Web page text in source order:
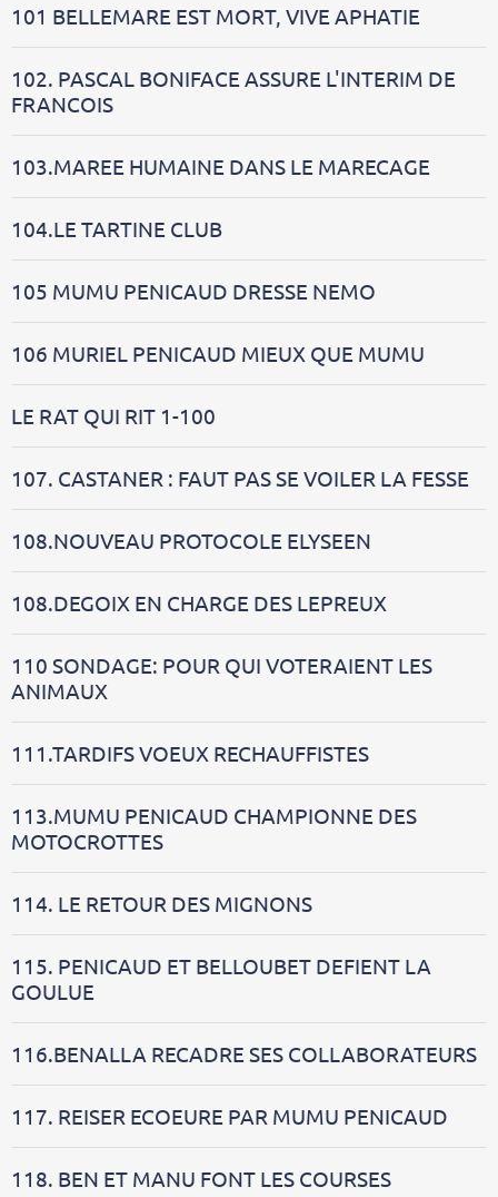
101 BELLEMARE EST MORT, VIVE APHATIE
102. PASCAL BONIFACE ASSURE L'INTERIM DE
FRANCOIS
103.MAREE HUMAINE DANS LE MARECAGE
104.LE TARTINE CLUB
105 MUMU PENICAUD DRESSE NEMO
106 MURIEL PENICAUD MIEUX QUE MUMU
LE RAT QUI RIT 1-100
107. CASTANER : FAUT PAS SE VOILER LA FESSE
108.NOUVEAU PROTOCOLE ELYSEEN
108.DEGOIX EN CHARGE DES LEPREUX
110 SONDAGE: POUR QUI VOTERAIENT LES
ANIMAUX
111.TARDIFS VOEUX RECHAUFFISTES
113.MUMU PENICAUD CHAMPIONNE DES
MOTOCROTTES
114. LE RETOUR DES MIGNONS
115. PENICAUD ET BELLOUBET DEFIENT LA
GOULUE
116.BENALLA RECADRE SES COLLABORATEURS
117. REISER ECOEURE PAR MUMU PENICAUD
118. BEN ET MANU FONT LES COURSES